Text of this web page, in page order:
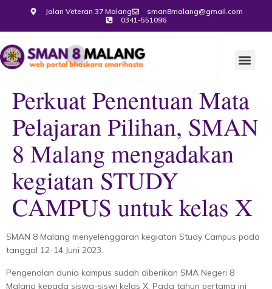
Jalan Veteran 37 Malang
sman8malang@gmail.com
0341-551096
Perkuat Penentuan Mata
Pelajaran Pilihan, SMAN
8 Malang mengadakan
kegiatan STUDY
CAMPUS untuk kelas X
SMAN 8 Malang menyelenggaran kegiatan Study Campus pada
tanggal 12-14 Juni 2023.
Pengenalan dunia kampus sudah diberikan SMA Negeri 8
Malang kepada siswa-siswi kelas X. Pada tahun pertama ini